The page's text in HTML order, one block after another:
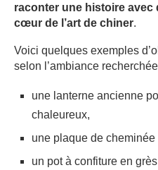
raconter une histoire avec
cœur de l’art de chiner.
Voici quelques exemples
selon l’ambiance
une lanterne ancienne
chaleureux,
une plaque de
un pot à confiture en